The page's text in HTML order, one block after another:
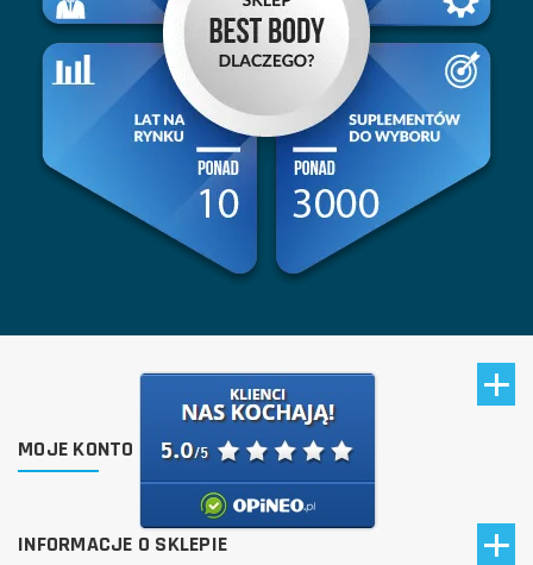
MOJE KONTO
INFORMACJE O SKLEPIE